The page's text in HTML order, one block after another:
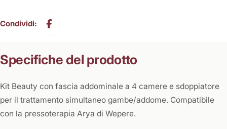
Condividi:
Specifiche del prodotto
Kit Beauty con fascia addominale a 4 camere e sdoppiatore
per il trattamento simultaneo gambe/addome. Compatibile
con la pressoterapia Arya di Wepere.